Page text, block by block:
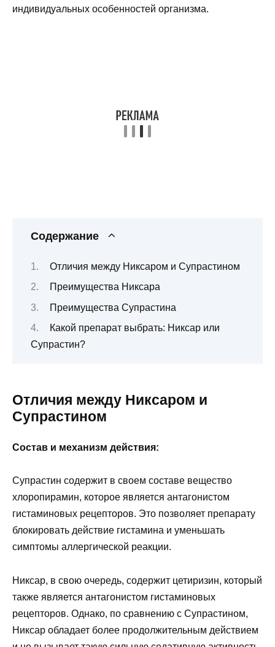
индивидуальных особенностей организма.
Содержание
Отличия между Никсаром и Супрастином
Преимущества Никсара
Преимущества Супрастина
Какой препарат выбрать: Никсар или
Супрастин?
Отличия между Никсаром и
Супрастином
Состав и механизм действия:
Супрастин содержит в своем составе вещество
хлоропирамин, которое является антагонистом
гистаминовых рецепторов. Это позволяет препарату
блокировать действие гистамина и уменьшать
симптомы аллергической реакции.
Никсар, в свою очередь, содержит цетиризин, который
также является антагонистом гистаминовых
рецепторов. Однако, по сравнению с Супрастином,
Никсар обладает более продолжительным действием